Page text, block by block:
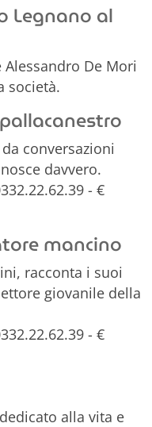
Legnano al
De Mori
società.
conversazioni
davvero.
- €
mancino
racconta i suoi
giovanile della
- €
alla vita e